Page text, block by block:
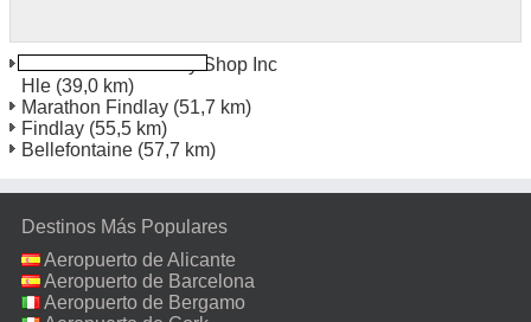
Van Wert Mace Body Shop Inc
Hle (39,0 km)
Marathon Findlay (51,7 km)
Findlay (55,5 km)
Bellefontaine (57,7 km)
Destinos Más Populares
Aeropuerto de Alicante
Aeropuerto de Barcelona
Aeropuerto de Bergamo